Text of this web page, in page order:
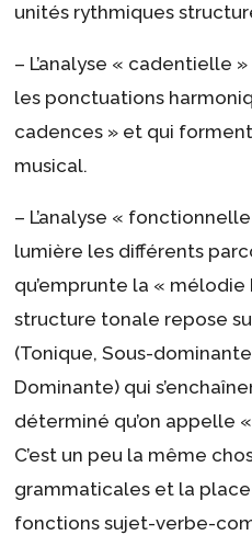
unités rythmiques
– L’analyse « cadentielle
les ponctuations
cadences » et qui
musical.
– L’analyse «
lumière les différents
qu’emprunte la « mélodie
structure tonale repose
(Tonique, Sous-
Dominante) qui
déterminé qu’on appelle
C’est un peu la même
grammaticales et la
fonctions sujet-verbe-